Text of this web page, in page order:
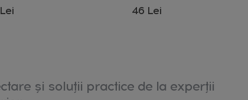
46 Lei
și soluții practice de la experții